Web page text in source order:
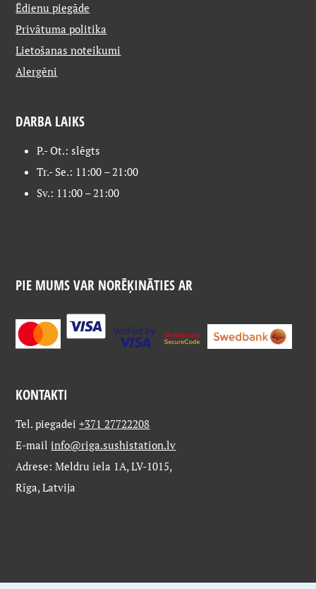
Ēdienu piegāde
Privātuma politika
Lietošanas noteikumi
Alergēni
DARBA LAIKS
P.- Ot.: slēgts
Tr.- Se.: 11:00 – 21:00
Sv.: 11:00 – 21:00
PIE MUMS VAR NORĒĶINĀTIES AR
KONTAKTI
Tel. piegadei+371 27722208
E-mailinfo@riga.sushistation.lv
Adrese: Meldru iela 1A, LV-1015,
Rīga, Latvija